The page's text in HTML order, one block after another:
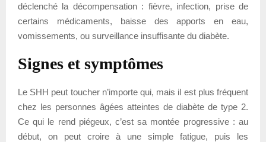
déclenché la décompensation : fièvre, infection, prise de
certains médicaments, baisse des apports en eau,
vomissements, ou surveillance insuffisante du diabète.
Signes et symptômes
Le SHH peut toucher n’importe qui, mais il est plus fréquent
chez les personnes âgées atteintes de diabète de type 2.
Ce qui le rend piégeux, c’est sa montée progressive : au
début, on peut croire à une simple fatigue, puis les